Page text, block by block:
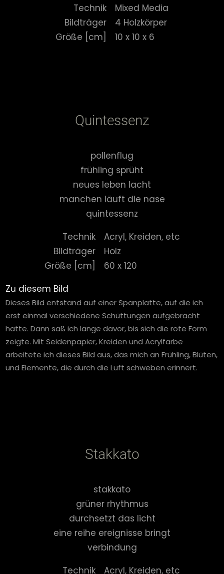
Technik
Mixed Media
Bildträger
4 Holzkörper
Größe [cm]
10 x 10 x 6
Quintessenz
pollenflug
frühling sprüht
neues leben lacht
manchen läuft die nase
quintessenz
Technik
Acryl, Kreiden, etc
Bildträger
Holz
Größe [cm]
60 x 120
Zu diesem Bild
Dieses Bild entstand auf einer Spanplatte, auf die ich
erst einmal verschiedene Schüttungen aufgebracht
hatte. Dann saß ich lange davor, bis sich die rote Form
zeigte. Mit Seidenpapier, Kreiden und Acrylfarbe
arbeitete ich dieses Bild aus, das mich an Frühling, Blüten,
und Elemente, die durch die Luft schweben erinnert.
Stakkato
stakkato
grüner rhythmus
durchsetzt das licht
eine reihe ereignisse bringt
verbindung
Technik
Acryl, Kreiden, etc